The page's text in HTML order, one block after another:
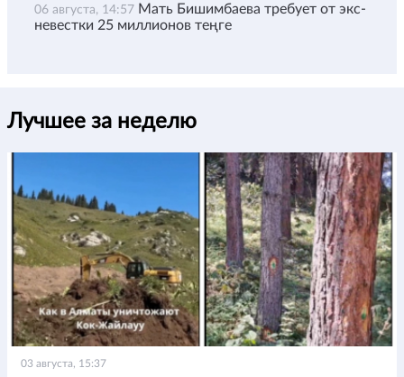
06 августа, 14:57 Мать Бишимбаева требует от экс-
невестки 25 миллионов теңге
Лучшее за неделю
03 августа, 15:37